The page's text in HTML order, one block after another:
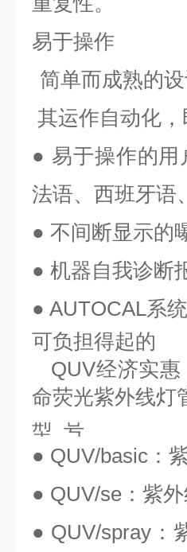
易于操作
简单而成熟的
其运作自动化
● 易于操作的
法语、西班牙语
● 不间断显示的
● 机器自我诊断
● AUTOCAL系
可负担得起的
QUV经济实
命荧光紫外线灯
型 号
● QUV/basic：
● QUV/se：紫
● QUV/spray：